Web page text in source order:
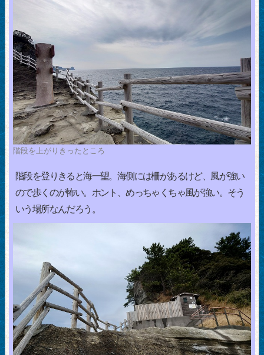
階段を上がりきったところ
階段を登りきると海一望。海側には柵があるけど、風が強い
ので歩くのが怖い。ホント、めっちゃくちゃ風が強い。そう
いう場所なんだろう。